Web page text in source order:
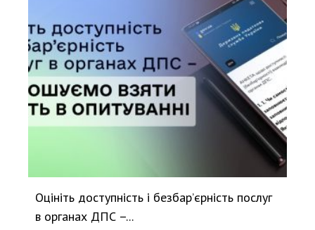
Оцініть доступність і безбар’єрність послуг
в органах ДПС –...